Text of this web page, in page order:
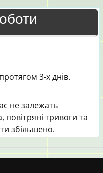
3-х днів.
не залежать
повітряні тривоги та
збільшено.